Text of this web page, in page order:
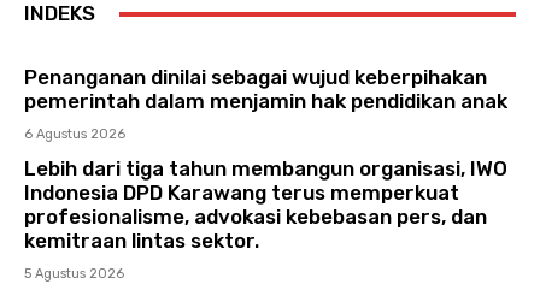
INDEKS
Penanganan dinilai sebagai wujud keberpihakan
pemerintah dalam menjamin hak pendidikan anak
6 Agustus 2026
Lebih dari tiga tahun membangun organisasi, IWO
Indonesia DPD Karawang terus memperkuat
profesionalisme, advokasi kebebasan pers, dan
kemitraan lintas sektor.
5 Agustus 2026